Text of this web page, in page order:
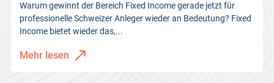
Warum gewinnt der Bereich Fixed Income gerade jetzt für
professionelle Schweizer Anleger wieder an Bedeutung? Fixed
Income bietet wieder das,...
Mehr lesen